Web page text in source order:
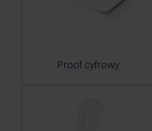
Proof cyfrowy